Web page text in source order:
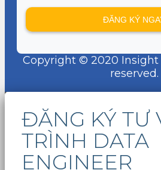
Copyright © 2020
reserved.
ĐĂNG KÝ TƯ
TRÌNH DATA
ENGINEER